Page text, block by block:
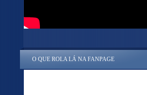
O QUE ROLA LÁ NA FANPAGE